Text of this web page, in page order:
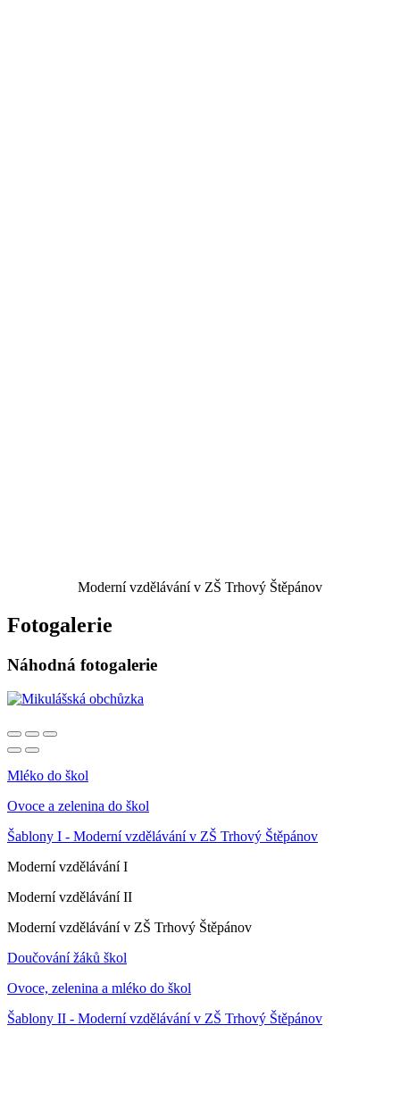
Moderní vzdělávání v ZŠ Trhový Štěpánov
Fotogalerie
Náhodná fotogalerie
Mléko do škol
Ovoce a zelenina do škol
Šablony I - Moderní vzdělávání v ZŠ Trhový Štěpánov
Moderní vzdělávání I
Moderní vzdělávání II
Moderní vzdělávání v ZŠ Trhový Štěpánov
Doučování žáků škol
Ovoce, zelenina a mléko do škol
Šablony II - Moderní vzdělávání v ZŠ Trhový Štěpánov